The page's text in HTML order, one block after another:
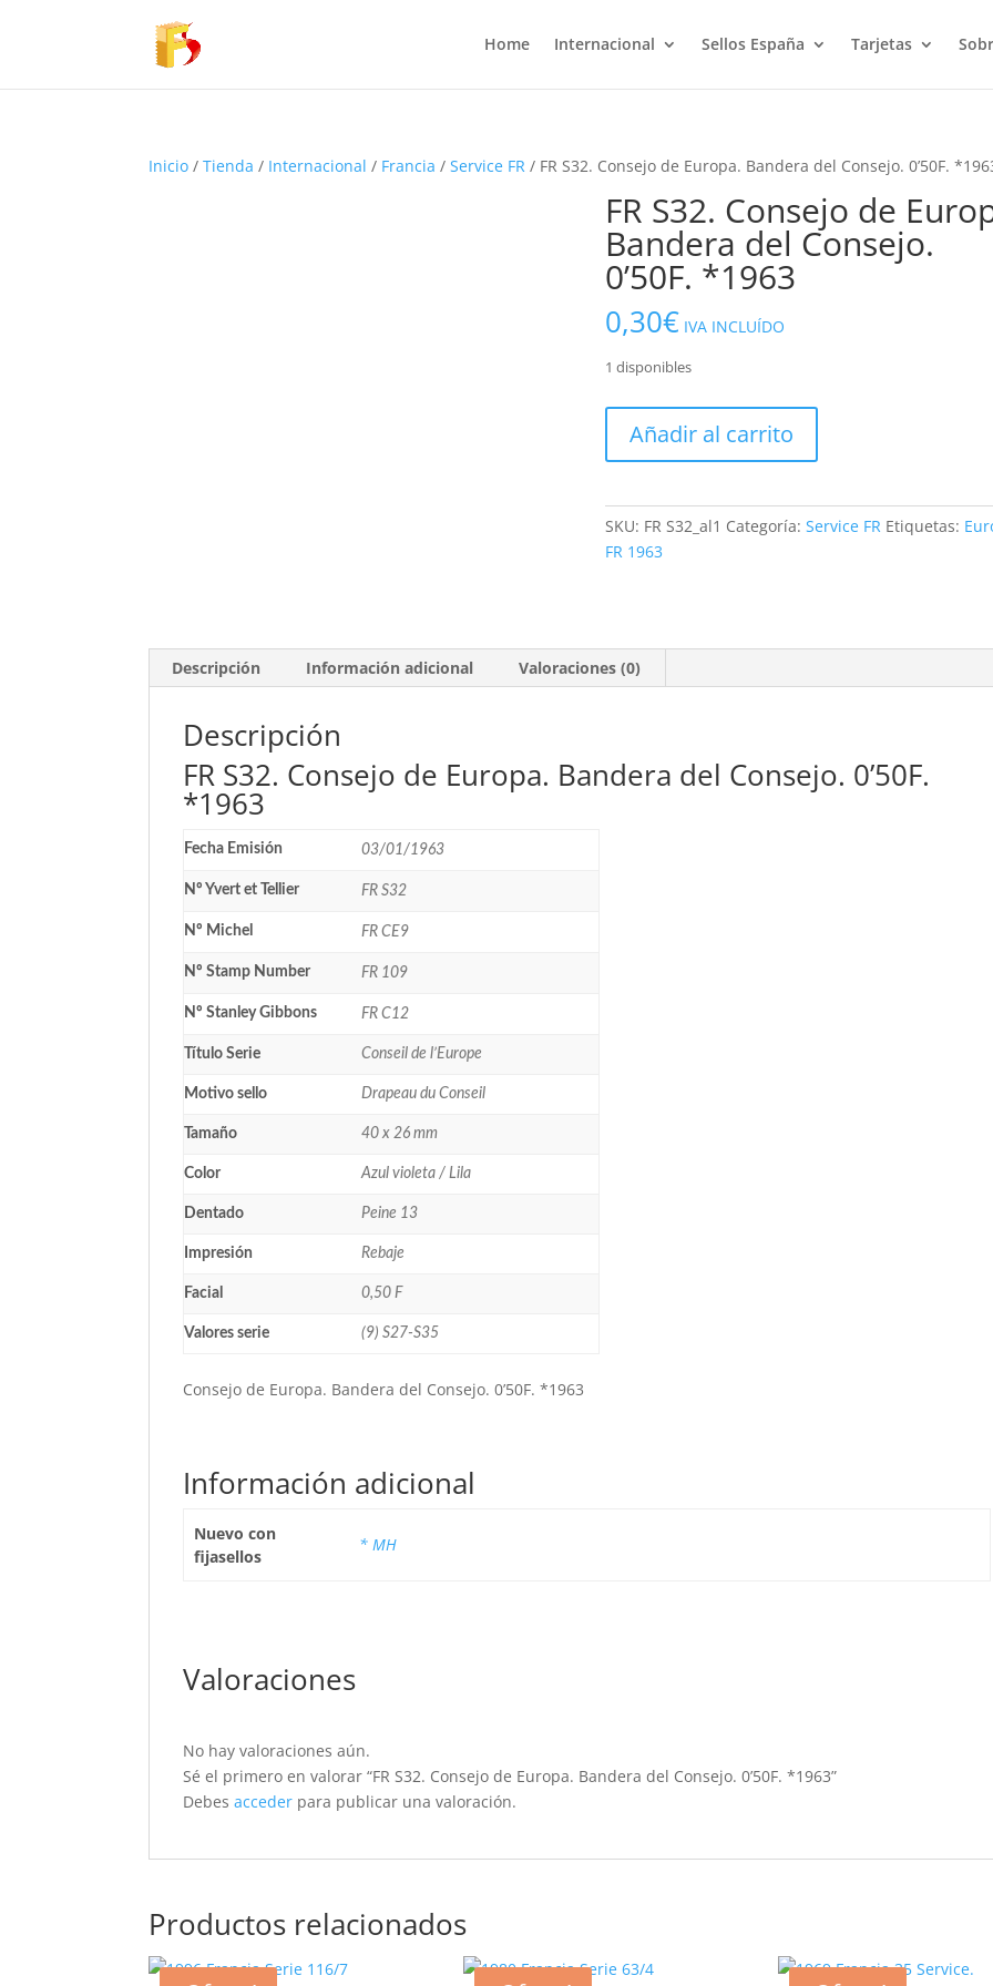
Home Internacional Sellos España Tarjetas
Inicio /Tienda / Internacional / Francia /Service FR / FR S32. Consejo de Europa. Bandera del Consejo. 0’50F.
FR S32. Consejo de
Bandera del Consejo.
0’50F. *1963
0,30€ IVA INCLUÍDO
1 disponibles
S32.
Consejo
Europa.
Bandera
*1963
cantidad
Añadir al carrito
SKU: FR S32_al1 Categoría:Service FR Etiquetas:
FR 1963
Descripción Información adicional Valoraciones (0)
Descripción
FR S32. Consejo de Europa. Bandera del Consejo. 0’50F.
*1963
Fecha Emisión 03/01/1963
Nº Yvert et Tellier FR S32
Nº Michel FR CE9
Nº Stamp Number FR 109
Nº Stanley Gibbons FR C12
Título Serie Conseil de l’Europe
Motivo sello Drapeau du Conseil
Tamaño 40 x 26 mm
Color Azul violeta / Lila
Dentado Peine 13
Impresión Rebaje
Facial 0,50 F
Valores serie (9) S27-S35
Consejo de Europa. Bandera del Consejo. 0’50F. *1963
Información adicional
Nuevo con
fijasellos
* MH
Valoraciones
No hay valoraciones aún.
Sé el primero en valorar “FR S32. Consejo de Europa. Bandera del Consejo. 0’50F. *1963”
Debesacceder para publicar una valoración.
Productos relacionados